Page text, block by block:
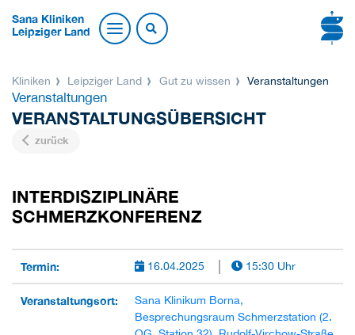
Sana Kliniken
Leipziger Land
Kliniken Leipziger Land Gut zu wissen Veranstaltungen
Veranstaltungen
VERANSTALTUNGSÜBERSICHT
zurück
INTERDISZIPLINÄRE
SCHMERZKONFERENZ
Termin: 16.04.2025 15:30 Uhr
Veranstaltungsort:
Sana Klinikum Borna,
Besprechungsraum Schmerzstation (2.